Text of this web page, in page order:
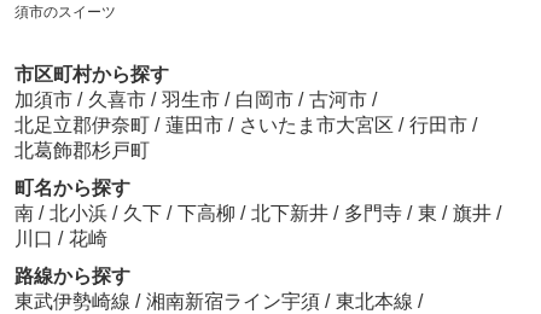
須市のスイーツ
市区町村から探す
加須市 / 久喜市 / 羽生市 / 白岡市 / 古河市 /
北足立郡伊奈町 / 蓮田市 / さいたま市大宮区 / 行田市 /
北葛飾郡杉戸町
町名から探す
南 / 北小浜 / 久下 / 下高柳 / 北下新井 / 多門寺 / 東 / 旗井 /
川口 / 花崎
路線から探す
東武伊勢崎線 / 湘南新宿ライン宇須 / 東北本線 /